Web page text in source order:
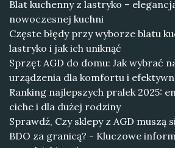
Blat kuchenny z lastryko –
nowoczesnej kuchni
Częste błędy przy wyborze blatu
lastryko i jak ich uniknąć
Sprzęt AGD do domu: Jak wybrać
urządzenia dla komfortu i
Ranking najlepszych pralek 2025:
ciche i dla dużej rodziny
Sprawdź, Czy sklepy z AGD muszą
BDO za granicą? - Kluczowe